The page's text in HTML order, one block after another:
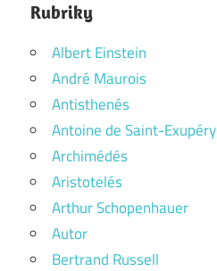
Rubriky
Albert Einstein
André Maurois
Antisthenés
Antoine de Saint-Exupéry
Archimédés
Aristotelés
Arthur Schopenhauer
Autor
Bertrand Russell